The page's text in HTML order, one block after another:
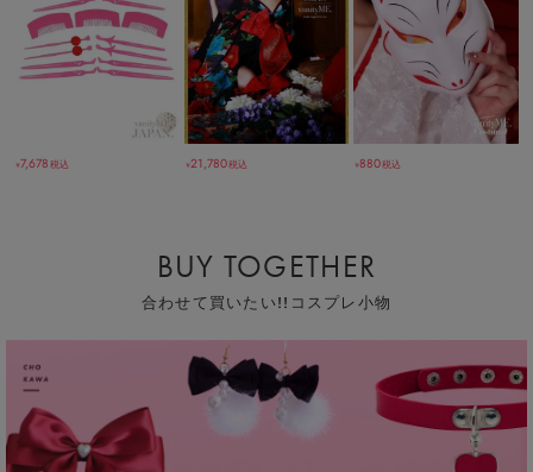
￥7,678税込 ￥21,780税込 ￥880税込
BUY TOGETHER
合わせて買いたい!!コスプレ小物